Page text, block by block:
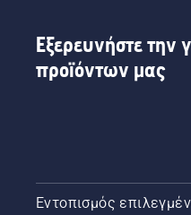
Εξερευνήστε την
προϊόντων μας
Εντοπισμός